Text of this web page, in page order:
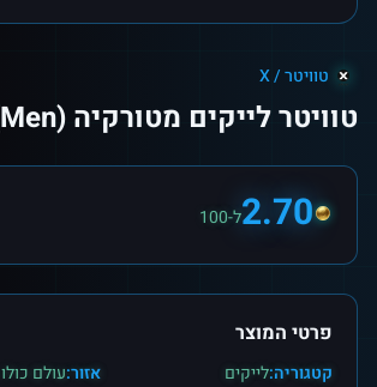
טוויטר / X
טוויטר לייקים מטורקיה (Men)
2.70ל-100
פרטי המוצר
קטגוריה:לייקים אזור:עולם כולו